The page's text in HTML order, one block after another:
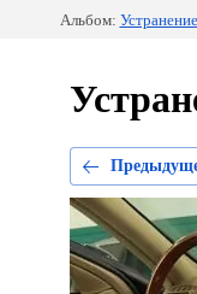
Альбом: